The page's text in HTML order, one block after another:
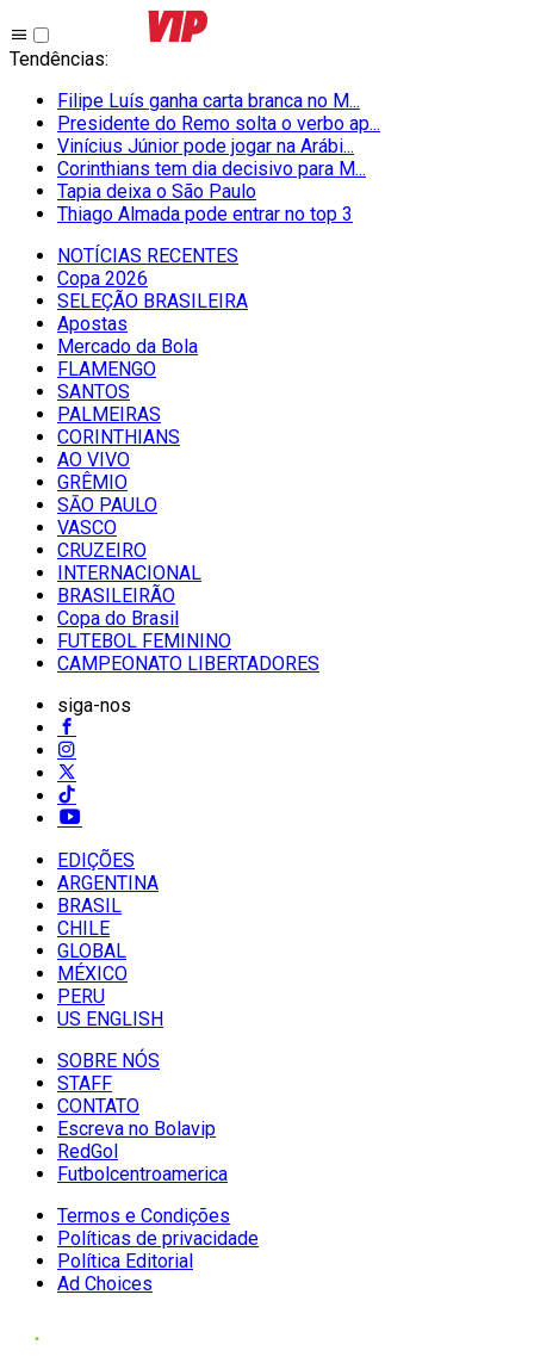
Tendências:
Filipe Luís ganha carta branca no M...
Presidente do Remo solta o verbo ap...
Vinícius Júnior pode jogar na Arábi...
Corinthians tem dia decisivo para M...
Tapia deixa o São Paulo
Thiago Almada pode entrar no top 3
NOTÍCIAS RECENTES
Copa 2026
SELEÇÃO BRASILEIRA
Apostas
Mercado da Bola
FLAMENGO
SANTOS
PALMEIRAS
CORINTHIANS
AO VIVO
GRÊMIO
SĀO PAULO
VASCO
CRUZEIRO
INTERNACIONAL
BRASILEIRÃO
Copa do Brasil
FUTEBOL FEMININO
CAMPEONATO LIBERTADORES
siga-nos
EDIÇÕES
ARGENTINA
BRASIL
CHILE
GLOBAL
MÉXICO
PERU
US ENGLISH
SOBRE NÓS
STAFF
CONTATO
Escreva no Bolavip
RedGol
Futbolcentroamerica
Termos e Condições
Políticas de privacidade
Política Editorial
Ad Choices